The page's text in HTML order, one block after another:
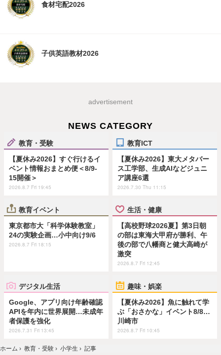
食材宅配2026
子供英語教材2026
advertisement
NEWS CATEGORY
教育・受験
【夏休み2026】すぐ行けるイ
ベント情報おまとめ便＜8/9-
15開催＞
2026.8.7 Fri 19:45
教育ICT
【夏休み2026】東大メタバー
ス工学部、生成AIなどジュニ
ア講座6選
2026.7.30 Thu 11:15
教育イベント
東京都市大「科学体験教室」
24の実験企画…小中向け9/6
2026.8.7 Fri 18:15
生活・健康
【高校野球2026夏】第3日朝
の部は東海大甲府が勝利、午
後の部で八幡商と健大高崎が
激突
2026.8.7 Fri 12:45
デジタル生活
Google、アプリ向け年齢確認
APIを年内に世界展開…未成年
者保護を強化
2026.7.31 Fri 13:45
趣味・娯楽
【夏休み2026】魚に触れて学
ぶ「おさかな」イベント8/8…
川崎市
2026.8.7 Fri 10:45
ホーム › 教育・受験 › 小学生 › 記事